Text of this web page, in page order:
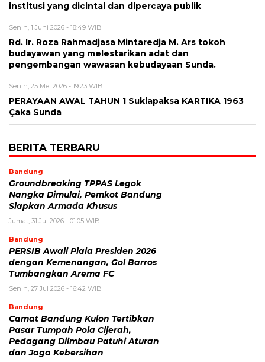
institusi yang dicintai dan dipercaya publik
Senin, 1 Juni 2026 - 18:49 WIB
Rd. Ir. Roza Rahmadjasa Mintaredja M. Ars tokoh
budayawan yang melestarikan adat dan
pengembangan wawasan kebudayaan Sunda.
Senin, 25 Mei 2026 - 19:23 WIB
PERAYAAN AWAL TAHUN 1 Suklapaksa KARTIKA 1963
Çaka Sunda
BERITA TERBARU
Bandung
Groundbreaking TPPAS Legok
Nangka Dimulai, Pemkot Bandung
Siapkan Armada Khusus
Jumat, 31 Jul 2026 - 01:05 WIB
Bandung
PERSIB Awali Piala Presiden 2026
dengan Kemenangan, Gol Barros
Tumbangkan Arema FC
Senin, 27 Jul 2026 - 16:42 WIB
Bandung
Camat Bandung Kulon Tertibkan
Pasar Tumpah Pola Cijerah,
Pedagang Diimbau Patuhi Aturan
dan Jaga Kebersihan